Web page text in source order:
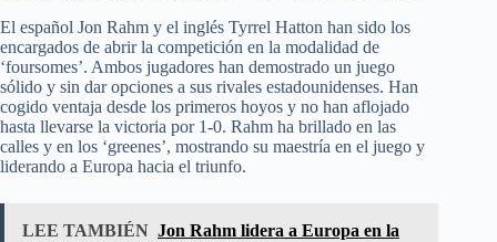
El español Jon Rahm y el inglés Tyrrel Hatton han sido los
encargados de abrir la competición en la modalidad de
‘foursomes’. Ambos jugadores han demostrado un juego
sólido y sin dar opciones a sus rivales estadounidenses. Han
cogido ventaja desde los primeros hoyos y no han aflojado
hasta llevarse la victoria por 1-0. Rahm ha brillado en las
calles y en los ‘greenes’, mostrando su maestría en el juego y
liderando a Europa hacia el triunfo.
LEE TAMBIÉN Jon Rahm lidera a Europa en la